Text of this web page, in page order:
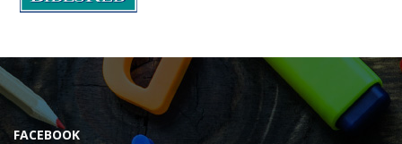
FACEBOOK